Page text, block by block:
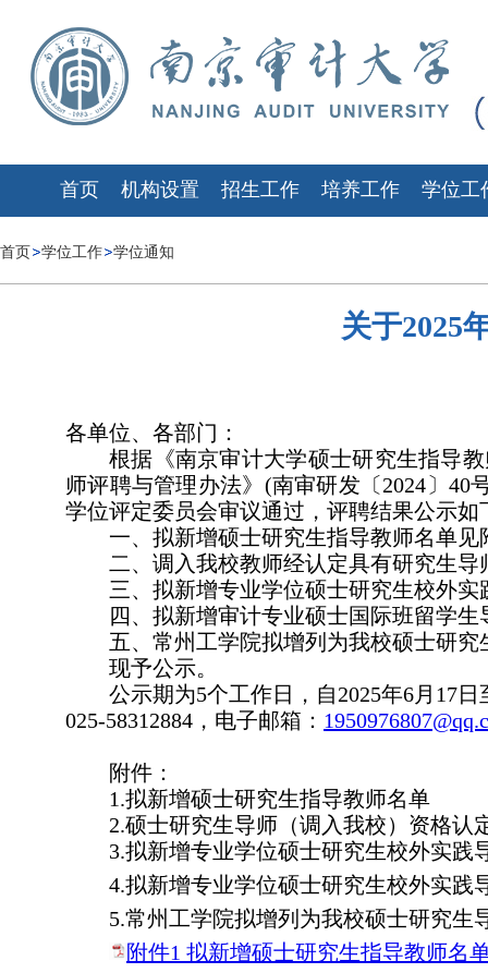
首页 机构设置 招生工作 培养工作 学位工
首页 学位工作 学位通知
关于2025
各单位、各部门：
根据《南京审计大学硕士研究生指导
师评聘与管理办法》(南审研发〔2024〕
学位评定委员会审议通过，评聘结果公示如
一、拟新增硕士研究生指导教师名单见
二、调入我校教师经认定具有研究生导
三、拟新增专业学位硕士研究生校外实
四、 拟新增审计专业硕士国际班留学生
五、 常州工学院拟增列为我校硕士研究
现予公示。
公示期为5个工作日，自2025年6月17
025-58312884，电子邮箱：
附件：
1.拟新增硕士研究生指导教师名单
2.硕士研究生导师（调入我校）资格认
3.拟新增专业学位硕士研究生校外实践
4.拟新增专业学位硕士研究生校外实践
5.常州工学院拟增列为我校硕士研究生
附件1 拟新增硕士研究生指导教师名